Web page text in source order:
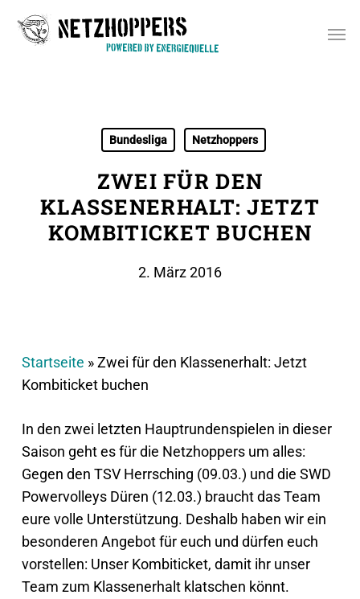
Bundesliga Netzhoppers
ZWEI FÜR DEN
KLASSENERHALT: JETZT
KOMBITICKET BUCHEN
2. März 2016
Startseite »Zwei für den Klassenerhalt: Jetzt
Kombiticket buchen
In den zwei letzten Hauptrundenspielen in dieser
Saison geht es für die Netzhoppers um alles:
Gegen den TSV Herrsching (09.03.) und die SWD
Powervolleys Düren (12.03.) braucht das Team
eure volle Unterstützung. Deshalb haben wir ein
besonderen Angebot für euch und dürfen euch
vorstellen: Unser Kombiticket, damit ihr unser
Team zum Klassenerhalt klatschen könnt.